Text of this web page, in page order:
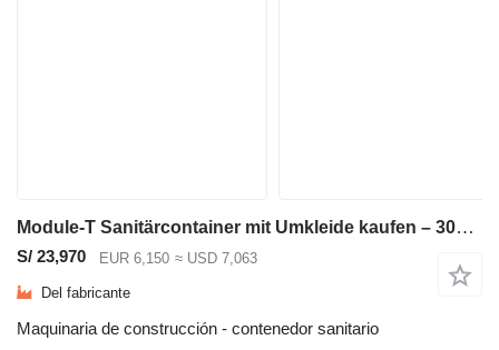
Module-T Sanitärcontainer mit Umkleide kaufen – 300 × 240cm, 7,2 m² | NEU
S/ 23,970 EUR 6,150 ≈ USD 7,063
Del fabricante
Maquinaria de construcción - contenedor sanitario